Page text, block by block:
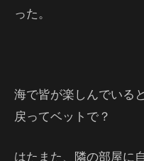
った。
海で皆が楽しんでいる
戻ってベットで？
はたまた、隣の部屋に